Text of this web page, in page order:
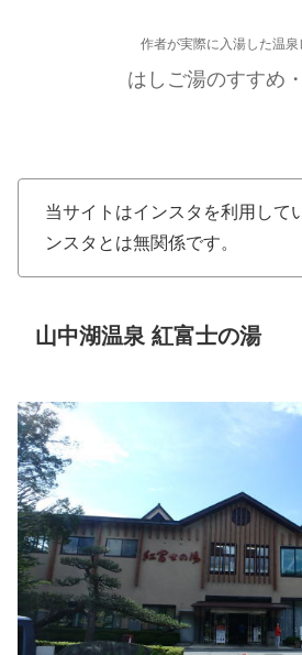
作者が実際に入湯した温泉
はしご湯のすすめ
当サイトはインスタを利用して
ンスタとは無関係です。
山中湖温泉 紅富士の湯